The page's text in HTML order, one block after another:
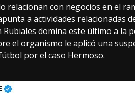
relacionan con negocios en el
a actividades relacionadas
Rubiales domina este último a la
el organismo le aplicó una
por el caso Hermoso.